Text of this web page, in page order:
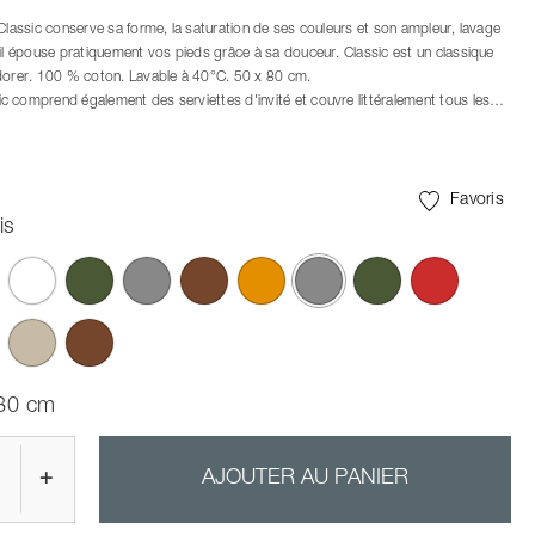
conserve sa forme, la saturation de ses couleurs et son ampleur, lavage
épouse pratiquement vos pieds grâce à sa douceur. Classic est un classique
100 % coton. Lavable à 40°C. 50 x 80 cm.
comprend également des serviettes d'invité et couvre littéralement tous les
de serviettes, avec des tailles de 70 x 50 cm, 100 x 50 cm et la très
Favoris
ont été sélectionnés
cm
+ AJOUTER AU PANIER